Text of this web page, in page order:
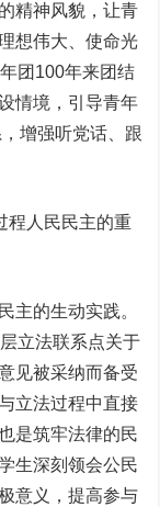
精神风貌，让青
想伟大、使命光
团100年来团结
情境，引导青年
，增强听党话、跟
人民民主的重
的生动实践。
立法联系点关于
见被采纳而备受
立法过程中直接
是筑牢法律的民
生深刻领会公民
意义，提高参与